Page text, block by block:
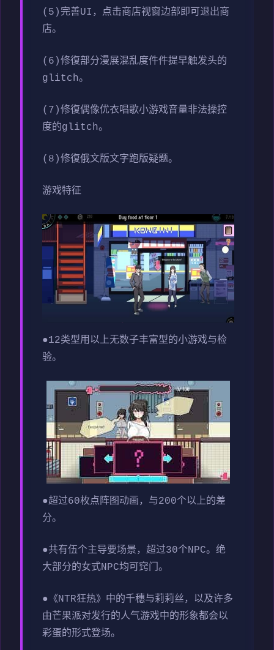
(5)完善UI，点击商店视窗边部即可退出商
店。
(6)修復部分漫展混乱度件件提早触发头的
glitch。
(7)修復偶像优衣唱歌小游戏音量非法操控
度的glitch。
(8)修復俄文版文字跑版疑题。
游戏特征
●12类型用以上无数子丰富型的小游戏与检
验。
●超过60枚点阵图动画，与200个以上的差
分。
●共有伍个主导要场景，超过30个NPC。绝
大部分的女式NPC均可窍门。
●《NTR狂热》中的千穗与莉莉丝，以及许多
由芒果派对发行的人气游戏中的形象都会以
彩蛋的形式登场。